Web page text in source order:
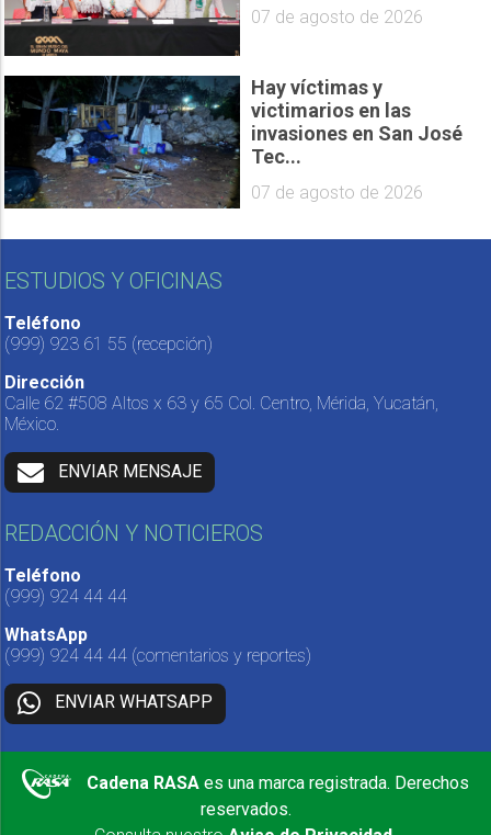
07 de agosto de 2026
Hay víctimas y
victimarios en las
invasiones en San José
Tec...
07 de agosto de 2026
ESTUDIOS Y OFICINAS
Teléfono
(999) 923 61 55 (recepción)
Dirección
Calle 62 #508 Altos x 63 y 65 Col. Centro, Mérida, Yucatán,
México.
ENVIAR MENSAJE
REDACCIÓN Y NOTICIEROS
Teléfono
(999) 924 44 44
WhatsApp
(999) 924 44 44 (comentarios y reportes)
ENVIAR WHATSAPP
Cadena RASA es una marca registrada. Derechos
reservados.